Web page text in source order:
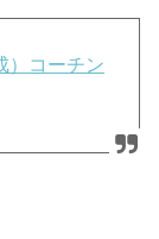
）コーチン